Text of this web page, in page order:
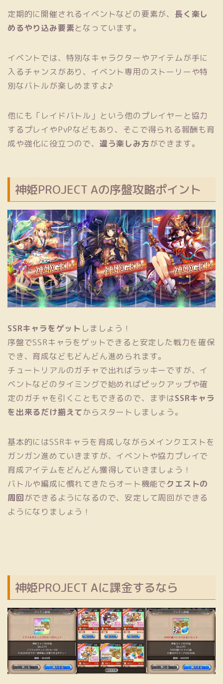
定期的に開催されるイベントなどの要素が、 長く楽し
めるやり込み要素となっています。
イベントでは、特別なキャラクターやアイテムが手に
入るチャンスがあり、イベント専用のストーリーや特
別なバトルが楽しめますよ♪
他にも「レイドバトル」という他のプレイヤーと協力
するプレイやPvPなどもあり、そこで得られる報酬も育
成や強化に役立つので、 違う楽しみ方ができます。
神姫PROJECT Aの序盤攻略ポイント
SSRキャラをゲット しましょう！
序盤でSSRキャラをゲットできると安定した戦力を確保
でき、育成などもどんどん進められます。
チュートリアルのガチャで出ればラッキーですが、イ
ベントなどのタイミングで始めればピックアップや確
定のガチャを引くこともできるので、まずはSSRキャラ
を出来るだけ揃えてからスタートしましょう。
基本的にはSSRキャラを育成しながらメインクエストを
ガンガン進めていきますが、イベントや協力プレイで
育成アイテムをどんどん獲得していきましょう！
バトルや編成に慣れてきたらオート機能でクエストの
周回ができるようになるので、安定して周回ができる
ようになりましょう！
神姫PROJECT Aに課金するなら